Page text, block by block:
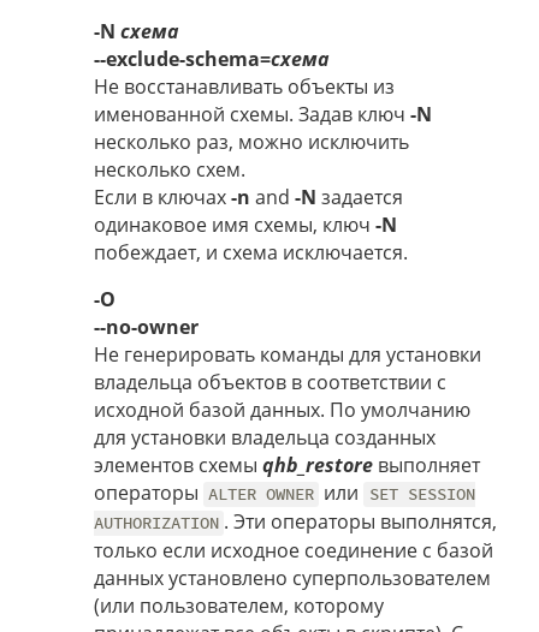
-N схема
--exclude-schema=схема
Не восстанавливать объекты из
именованной схемы. Задав ключ -N
несколько раз, можно исключить
несколько схем.
Если в ключах-n and -N задается
одинаковое имя схемы, ключ -N
побеждает, и схема исключается.
-O
--no-owner
Не генерировать команды для установки
владельца объектов в соответствии с
исходной базой данных. По умолчанию
для установки владельца созданных
элементов схемы qhb_restore выполняет
операторы ALTER OWNER или
SET SESSION
AUTHORIZATION . Эти операторы выполнятся,
только если исходное соединение с базой
данных установлено суперпользователем
(или пользователем, которому